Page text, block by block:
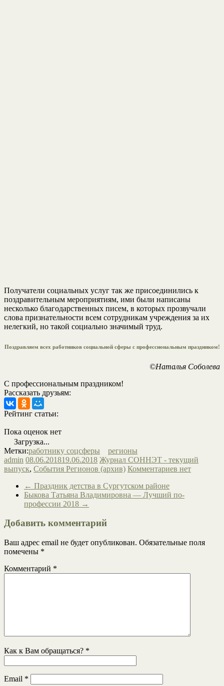
Получатели социальных услуг так же присоединились к
поздравительным мероприятиям, ими были написаны
несколько благодарственных писем, в которых прозвучали
слова признательности всем сотрудникам учреждения за их
нелегкий, но такой социально значимый труд.
Поздравляем всех работников социальной сферы с профессиональным праздником!
©Наталья Соболева
С профессиональным праздником!
Рассказать друзьям:
Рейтинг статьи:
Пока оценок нет
Загрузка...
Метки:работнику соцсферы
регионы
admin 08.06.201819.06.2018 Журнал СОННЭТ - текущий
выпуск, События Регионов (архив) Комментариев нет
← Праздник детства в Сургутском районе
Быкова Татьяна Владимировна — Лучший по-
профессии 2018 →
Добавить комментарий
Ваш адрес email не будет опубликован. Обязательные поля
помечены *
Комментарий *
Как к Вам обращаться? *
Email *